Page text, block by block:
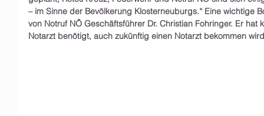
– im Sinne der Bevölkerung Klosterneuburgs.“ Eine wichtige
von Notruf NÖ Geschäftsführer Dr. Christian Fohringer. Er
Notarzt benötigt, auch zukünftig einen Notarzt bekommen